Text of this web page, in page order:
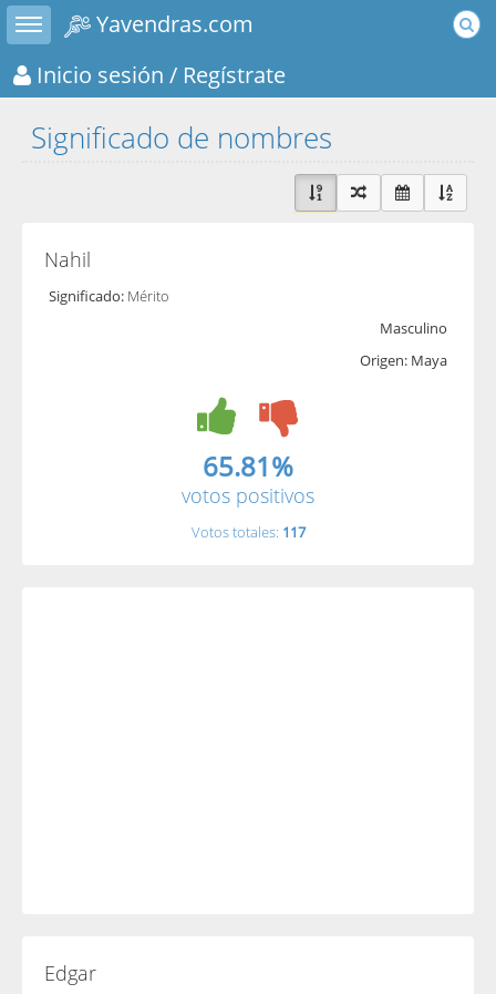
Toggle sidebar
Yavendras.com
Inicio sesión / Regístrate
Significado de nombres
Nahil
Significado: Mérito
Masculino
Origen: Maya
65.81%
votos positivos
Votos totales: 117
Edgar